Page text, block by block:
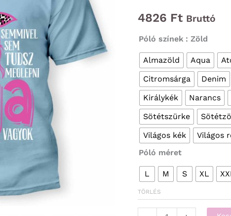
4826 Ft Bruttó
Póló színek : Zöld
Almazöld Aqua
Citromsárga
Denim
Királykék
Narancs
Sötétszürke
Világos kék
Világos
Póló méret
L M S XL
TÖRLÉS